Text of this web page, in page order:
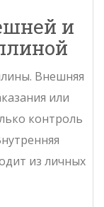
и
Внешняя
или
контроль
из личных